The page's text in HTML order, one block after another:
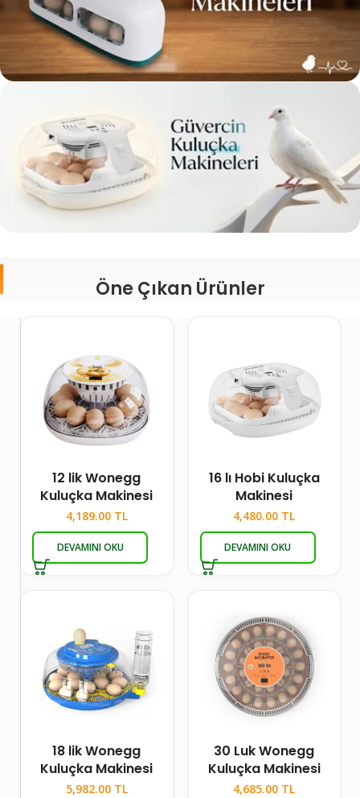
Öne Çıkan Ürünler
12 lik Wonegg
Kuluçka Makinesi
4,189.00 TL
DEVAMINI OKU
16 lı Hobi Kuluçka
Makinesi
4,480.00 TL
DEVAMINI OKU
18 lik Wonegg
Kuluçka Makinesi
5,982.00 TL
30 Luk Wonegg
Kuluçka Makinesi
4,685.00 TL